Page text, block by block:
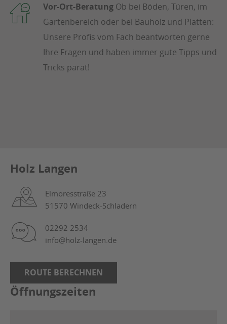
Vor-Ort-Beratung Ob bei Böden, Türen, im
Gartenbereich oder bei Bauholz und Platten:
Unsere Profis vom Fach beantworten gerne
Ihre Fragen und haben immer gute Tipps und
Tricks parat!
Holz Langen
Elmoresstraße 23
51570 Windeck-Schladern
02292 2534
info@holz-langen.de
ROUTE BERECHNEN
Öffnungszeiten